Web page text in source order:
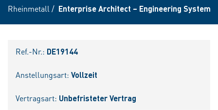
Rheinmetall / Enterprise Architect – Engineering Systems
Ref.-Nr.: DE19144
Anstellungsart: Vollzeit
Vertragsart: Unbefristeter Vertrag